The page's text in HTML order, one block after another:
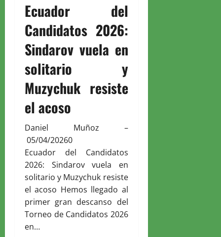
Ecuador del
Candidatos 2026:
Sindarov vuela en
solitario y
Muzychuk resiste
el acoso
Daniel Muñoz –
05/04/20260
Ecuador del Candidatos
2026: Sindarov vuela en
solitario y Muzychuk resiste
el acoso Hemos llegado al
primer gran descanso del
Torneo de Candidatos 2026
en…